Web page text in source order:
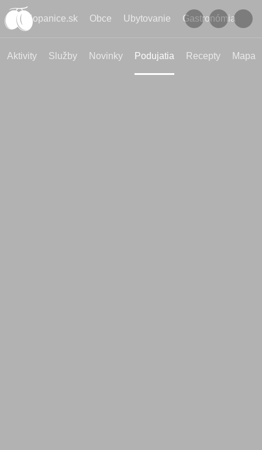
Kopanice.sk Obce Ubytovanie Gastronómia
Aktivity Služby Novinky Podujatia Recepty Mapa